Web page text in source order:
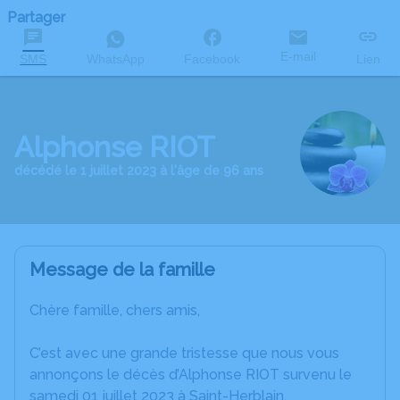
Partager
SMS WhatsApp Facebook E-mail Lien
Alphonse RIOT
décédé le 1 juillet 2023 à l'âge de 96 ans
Message de la famille
Chère famille, chers amis,
C’est avec une grande tristesse que nous vous
annonçons le décès d’Alphonse RIOT survenu le
samedi 01 juillet 2023 à Saint-Herblain.